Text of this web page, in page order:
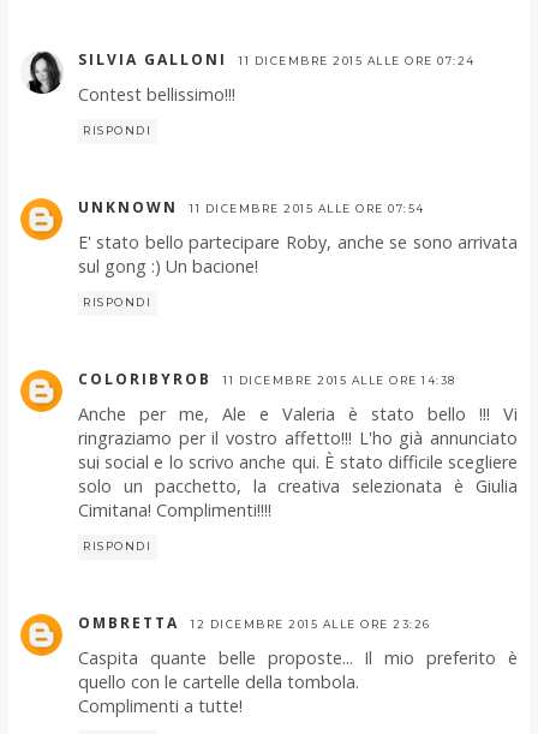
SILVIA GALLONI 11 DICEMBRE 2015 ALLE ORE 07:24
Contest bellissimo!!!
RISPONDI
UNKNOWN 11 DICEMBRE 2015 ALLE ORE 07:54
E' stato bello partecipare Roby, anche se sono arrivata
sul gong :) Un bacione!
RISPONDI
COLORIBYROB 11 DICEMBRE 2015 ALLE ORE 14:38
Anche per me, Ale e Valeria è stato bello !!! Vi
ringraziamo per il vostro affetto!!! L'ho già annunciato
sui social e lo scrivo anche qui. È stato difficile scegliere
solo un pacchetto, la creativa selezionata è Giulia
Cimitana! Complimenti!!!!
RISPONDI
OMBRETTA 12 DICEMBRE 2015 ALLE ORE 23:26
Caspita quante belle proposte... Il mio preferito è
quello con le cartelle della tombola.
Complimenti a tutte!